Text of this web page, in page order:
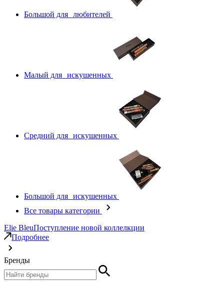
Большой для любителей
Малый для искушенных
Средний для искушенных
Большой для искушенных
Все товары категории
Elie BleuПоступление новой коллелкции
Подробнее
Бренды